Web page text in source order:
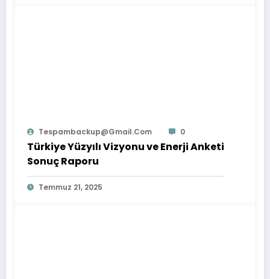
Tespambackup@gmail.com 0
Türkiye Yüzyılı Vizyonu ve Enerji Anketi
Sonuç Raporu
Temmuz 21, 2025